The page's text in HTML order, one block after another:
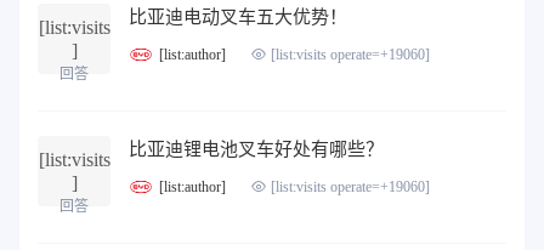
[list:visits
]
回答
比亚迪电动叉车五大优势！
[list:author] [list:visits operate=+19060]
[list:visits
]
回答
比亚迪锂电池叉车好处有哪些？
[list:author] [list:visits operate=+19060]